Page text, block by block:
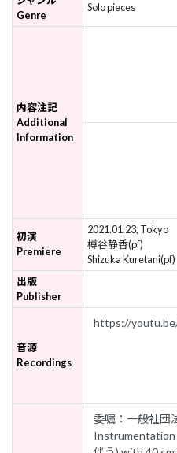
Genre
Solo pieces
内容注記
Additional
Information
初演
Premiere
2021.01.23, Tokyo
榑谷静香(pf)
Shizuka Kuretani(pf)
出版
Publisher
音源
Recordings